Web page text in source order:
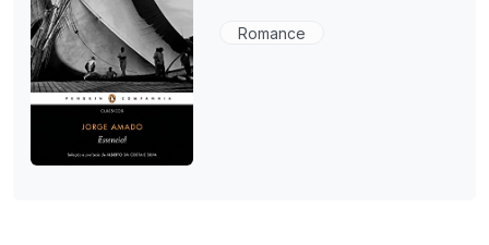
Romance